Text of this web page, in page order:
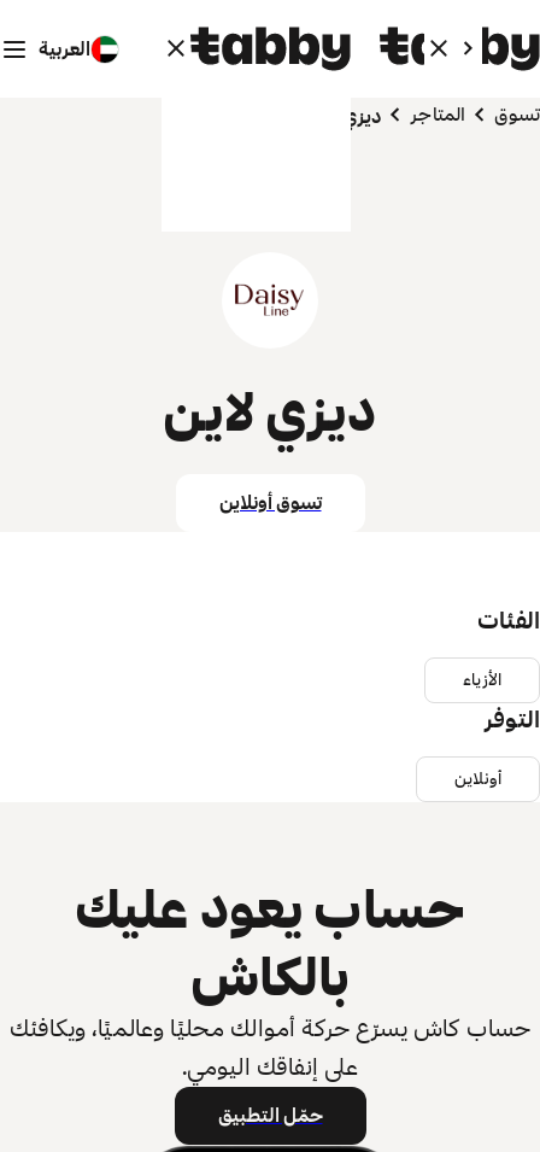
العربية
تسوق المتاجر ديزي لاين
ديزي لاين
تسوق أونلاين
الفئات
الأزياء
التوفر
أونلاين
حساب يعود عليك
بالكاش
حساب كاش يسرّع حركة أموالك محليًا وعالميًا، ويكافئك
على إنفاقك اليومي.
حمّل التطبيق